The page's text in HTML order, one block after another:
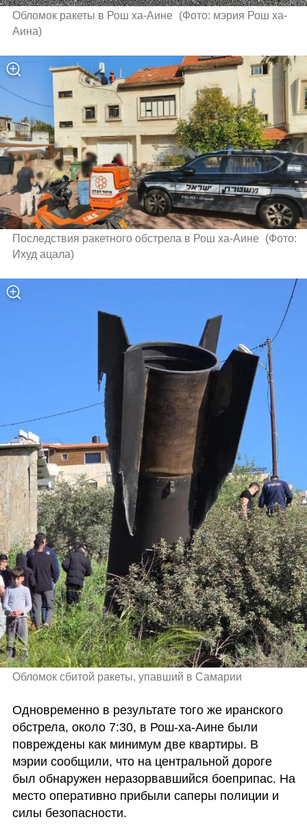
Обломок ракеты в Рош ха-Аине (Фото: мэрия Рош ха-
Аина)
Последствия ракетного обстрела в Рош ха-Аине (Фото:
Ихуд ацала)
Обломок сбитой ракеты, упавший в Самарии
Одновременно в результате того же иранского
обстрела, около 7:30, в Рош-ха-Аине были
повреждены как минимум две квартиры. В
мэрии сообщили, что на центральной дороге
был обнаружен неразорвавшийся боеприпас. На
место оперативно прибыли саперы полиции и
силы безопасности.